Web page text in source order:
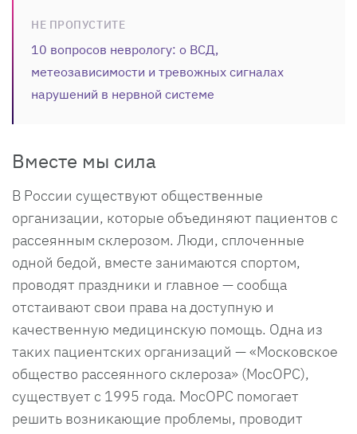
НЕ ПРОПУСТИТЕ
10 вопросов неврологу: о ВСД,
метеозависимости и тревожных сигналах
нарушений в нервной системе
Вместе мы сила
В России существуют общественные
организации, которые объединяют пациентов с
рассеянным склерозом. Люди, сплоченные
одной бедой, вместе занимаются спортом,
проводят праздники и главное — сообща
отстаивают свои права на доступную и
качественную медицинскую помощь. Одна из
таких пациентских организаций — «Московское
общество рассеянного склероза» (МосОРС),
существует с 1995 года. МосОРС помогает
решить возникающие проблемы, проводит